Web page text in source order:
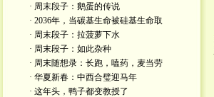
· 周末段子：鹅蛋的传说
· 2036年，当碳基生命被硅基生命取
· 周末段子：拉菠萝下水
· 周末段子：如此杂种
· 周末随想录：长跑，嗑药，麦当劳
· 华夏新春：中西合璧迎马年
· 这年头，鸭子都变教授了